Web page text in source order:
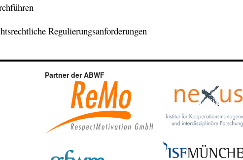
Regulierungsanforderungen
Partner der ABWF